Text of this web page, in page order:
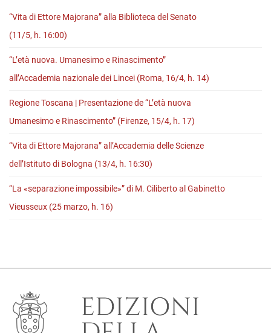
Moretti
“Vita di Ettore Majorana” alla Biblioteca del Senato
(11/5, h. 16:00)
“L’età nuova. Umanesimo e Rinascimento”
all’Accademia nazionale dei Lincei (Roma, 16/4, h. 14)
Regione Toscana | Presentazione de “L’età nuova
Umanesimo e Rinascimento” (Firenze, 15/4, h. 17)
“Vita di Ettore Majorana” all’Accademia delle Scienze
dell’Istituto di Bologna (13/4, h. 16:30)
“La «separazione impossibile»” di M. Ciliberto al Gabinetto
Vieusseux (25 marzo, h. 16)